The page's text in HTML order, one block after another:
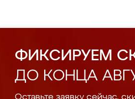
ФИКСИРУЕМ
ДО КОНЦА
Оставьте заявку сейчас,